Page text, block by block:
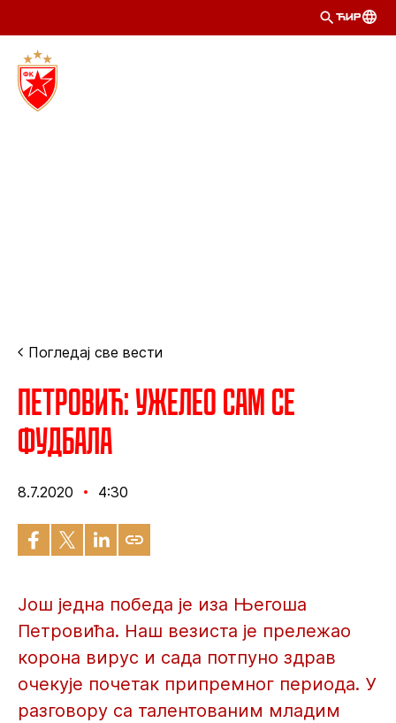
ЋИР
Погледај све вести
Петровић: Ужелео сам се
фудбала
8.7.2020 4:30
Још једна победа је иза Његоша
Петровића. Наш везиста је прележао
корона вирус и сада потпуно здрав
очекује почетак припремног периода. У
разговору са талентованим младим